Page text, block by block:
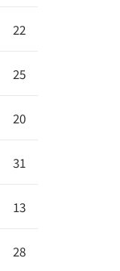
22
25
20
31
13
28